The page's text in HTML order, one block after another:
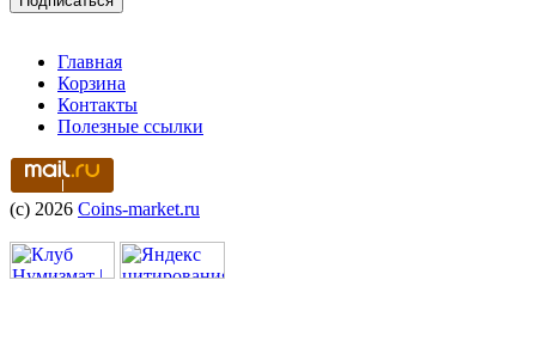
Главная
Корзина
Контакты
Полезные ссылки
(c) 2026 Coins-market.ru